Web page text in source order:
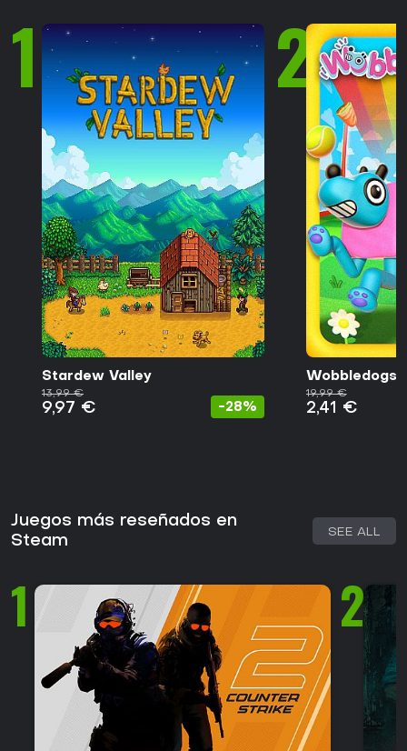
1
Stardew Valley
13,99 €
9,97 € -28%
2
Wobbledogs
19,99 €
2,41 €
Juegos más reseñados en
Steam
SEE ALL
1 2